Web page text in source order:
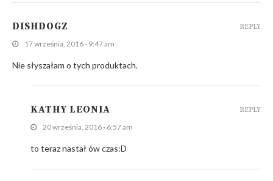
DISHDOGZ
17 września, 2016 - 9:47 am
Nie słyszałam o tych produktach.
REPLY
KATHY LEONIA
20 września, 2016 - 6:57 am
to teraz nastał ów czas:D
REPLY